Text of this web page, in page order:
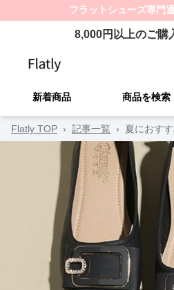
フラットシューズ専門
8,000円以上のご購
新着商品 商品を検索
Flatly TOP › 記事一覧 › 夏におす